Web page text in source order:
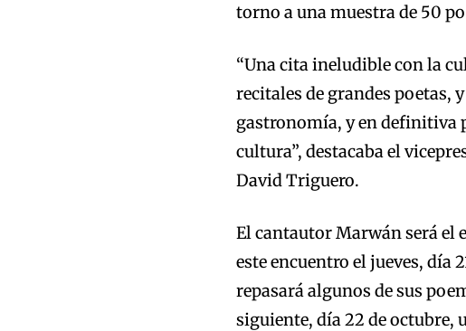
torno a una muestra de 50
“Una cita ineludible con la
recitales de grandes poetas,
gastronomía, y en definitiva
cultura”, destacaba el
David Triguero.
El cantautor Marwán será el
este encuentro el jueves, día
repasará algunos de sus
siguiente, día 22 de octubre,